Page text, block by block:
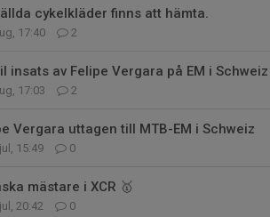
cykelkläder finns att hämta.
17:40 2
insats av Felipe Vergara på EM i Schweiz
17:03 2
Vergara uttagen till MTB-EM i Schweiz
15:49 0
mästare i XCR 🥇
20:42 0